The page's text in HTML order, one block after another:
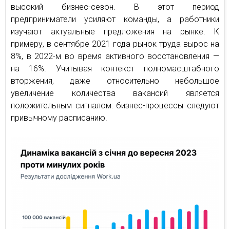
высокий бизнес-сезон. В этот период
предприниматели усиляют команды, а работники
изучают актуальные предложения на рынке. К
примеру, в сентябре 2021 года рынок труда вырос на
8%, в 2022-м во время активного восстановления —
на 16%. Учитывая контекст полномасштабного
вторжения, даже относительно небольшое
увеличение количества вакансий является
положительным сигналом: бизнес-процессы следуют
привычному расписанию.